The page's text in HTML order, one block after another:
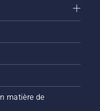
matière de